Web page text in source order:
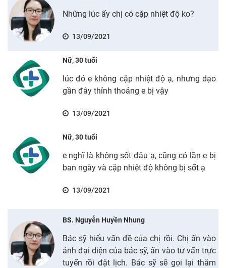
Những lúc ấy chị có cặp nhiệt độ ko?
13/09/2021
Nữ, 30 tuổi
lúc đó e không cặp nhiệt độ ạ, nhưng dạo
gần đây thỉnh thoảng e bị vậy
13/09/2021
Nữ, 30 tuổi
e nghĩ là không sốt đâu ạ, cũng có lần e bị
ban ngày và cặp nhiệt độ không bị sốt ạ
13/09/2021
BS. Nguyễn Huyền Nhung
Bác sỹ hiểu vấn đề của chị rồi. Chị ấn vào
ảnh đại diện của bác sỹ, ấn vào tư vấn trực
tuyến rồi đặt lịch. Bác sỹ sẽ gọi lại thăm